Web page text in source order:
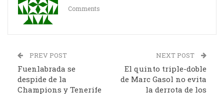
Comments
PREV POST
Fuenlabrada se
despide de la
Champions y Tenerife
NEXT POST
El quinto triple-doble
de Marc Gasol no evita
la derrota de los